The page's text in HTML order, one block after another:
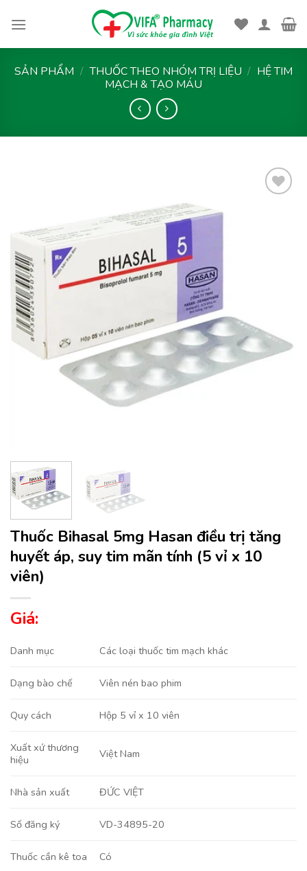
SẢN PHẨM / THUỐC THEO NHÓM TRỊ LIỆU / HỆ TIM
MẠCH & TẠO MÁU
Thuốc Bihasal 5mg Hasan điều trị tăng
huyết áp, suy tim mãn tính (5 vỉ x 10
viên)
Giá:
Danh mục Các loại thuốc tim mạch khác
Dạng bào chế Viên nén bao phim
Quy cách Hộp 5 vỉ x 10 viên
Xuất xứ thương
hiệu
Việt Nam
Nhà sản xuất ĐỨC VIỆT
Số đăng ký VD-34895-20
Thuốc cần kê toa Có